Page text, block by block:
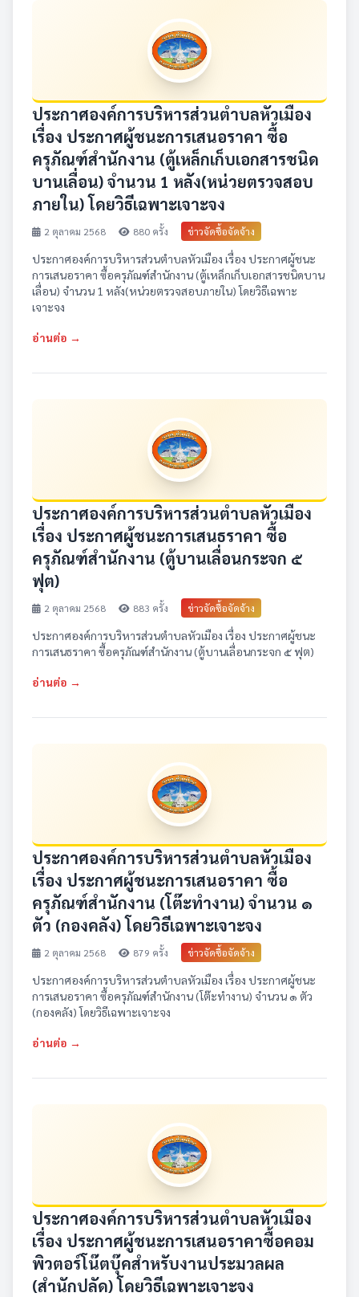
ประกาศองค์การบริหารส่วนตำบลหัวเมือง
เรื่อง ประกาศผู้ชนะการเสนอราคา ซื้อ
ครุภัณฑ์สำนักงาน (ตู้เหล็กเก็บเอกสารชนิด
บานเลื่อน) จำนวน 1 หลัง(หน่วยตรวจสอบ
ภายใน) โดยวิธีเฉพาะเจาะจง
2 ตุลาคม 2568 880 ครั้ง ข่าวจัดซื้อจัดจ้าง
ประกาศองค์การบริหารส่วนตำบลหัวเมือง เรื่อง ประกาศผู้ชนะ
การเสนอราคา ซื้อครุภัณฑ์สำนักงาน (ตู้เหล็กเก็บเอกสารชนิดบาน
เลื่อน) จำนวน 1 หลัง(หน่วยตรวจสอบภายใน) โดยวิธีเฉพาะ
เจาะจง
อ่านต่อ →
ประกาศองค์การบริหารส่วนตำบลหัวเมือง
เรื่อง ประกาศผู้ชนะการเสนธราคา ซื้อ
ครุภัณฑ์สำนักงาน (ตู้บานเลื่อนกระจก ๕
ฟุต)
2 ตุลาคม 2568 883 ครั้ง ข่าวจัดซื้อจัดจ้าง
ประกาศองค์การบริหารส่วนตำบลหัวเมือง เรื่อง ประกาศผู้ชนะ
การเสนธราคา ซื้อครุภัณฑ์สำนักงาน (ตู้บานเลื่อนกระจก ๕ ฟุต)
อ่านต่อ →
ประกาศองค์การบริหารส่วนตำบลหัวเมือง
เรื่อง ประกาศผู้ชนะการเสนอราคา ซื้อ
ครุภัณฑ์สำนักงาน (โต๊ะทำงาน) จำนวน ๑
ตัว (กองคลัง) โดยวิธีเฉพาะเจาะจง
2 ตุลาคม 2568 879 ครั้ง ข่าวจัดซื้อจัดจ้าง
ประกาศองค์การบริหารส่วนตำบลหัวเมือง เรื่อง ประกาศผู้ชนะ
การเสนอราคา ซื้อครุภัณฑ์สำนักงาน (โต๊ะทำงาน) จำนวน ๑ ตัว
(กองคลัง) โดยวิธีเฉพาะเจาะจง
อ่านต่อ →
ประกาศองค์การบริหารส่วนตำบลหัวเมือง
เรื่อง ประกาศผู้ชนะการเสนอราคาซื้อคอม
พิวตอร์โน๊ตบุ๊คสำหรับงานประมวลผล
(สำนักปลัด) โดยวิธีเฉพาะเจาะจง